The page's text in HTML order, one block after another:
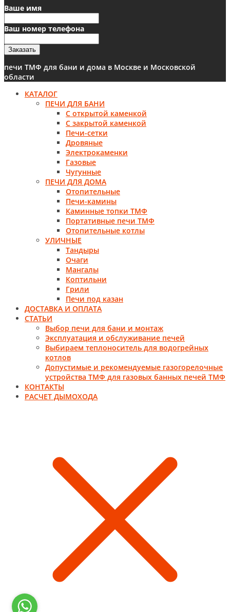
Ваше имя
Ваш номер телефона
Заказать
печи ТМФ для бани и дома в Москве и Московской
области
КАТАЛОГ
ПЕЧИ ДЛЯ БАНИ
С открытой каменкой
С закрытой каменкой
Печи-сетки
Дровяные
Электрокаменки
Газовые
Чугунные
ПЕЧИ ДЛЯ ДОМА
Отопительные
Печи-камины
Каминные топки ТМФ
Портативные печи ТМФ
Отопительные котлы
УЛИЧНЫЕ
Тандыры
Очаги
Мангалы
Коптильни
Грили
Печи под казан
ДОСТАВКА И ОПЛАТА
СТАТЬИ
Выбор печи для бани и монтаж
Эксплуатация и обслуживание печей
Выбираем теплоноситель для водогрейных
котлов
Допустимые и рекомендуемые газогорелочные
устройства ТМФ для газовых банных печей ТМФ
КОНТАКТЫ
РАСЧЕТ ДЫМОХОДА